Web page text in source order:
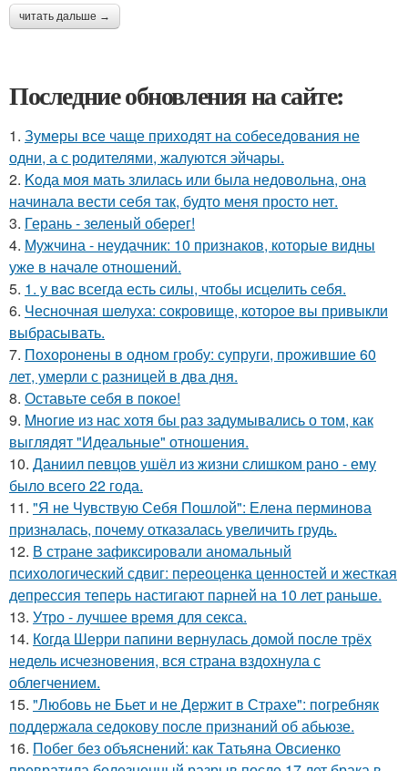
читать дальше →
Последние обновления на сайте:
1. Зумеры все чаще приходят на собеседования не
одни, а с родителями, жалуются эйчары.
2. Koда моя мать злилась или была недовольна, она
начинала вести себя так, будто меня просто нет.
3. Герань - зеленый оберег!
4. Мужчина - неудачник: 10 признаков, которые видны
уже в начале отношений.
5. 1. у вac всегда есть силы, чтобы исцелить себя.
6. Чесночная шелуха: сокровище, которое вы привыкли
выбрасывать.
7. Похоронены в одном гробу: супруги, прожившие 60
лет, умерли с разницей в два дня.
8. Оставьте себя в покое!
9. Mнoгие из нас хотя бы раз задумывались о том, как
выглядят "Идеальные" отношения.
10. Даниил певцов ушёл из жизни слишком рано - ему
было всего 22 года.
11. "Я не Чувствую Себя Пошлой": Елена перминова
призналась, почему отказалась увеличить грудь.
12. В стране зафиксировали аномальный
психологический сдвиг: переоценка ценностей и жесткая
депрессия теперь настигают парней на 10 лет раньше.
13. Утро - лучшее время для секса.
14. Когда Шерри папини вернулась домой после трёх
недель исчезновения, вся страна вздохнула с
облегчением.
15. "Любовь не Бьет и не Держит в Страхе": погребняк
поддержала седокову после признаний об абьюзе.
16. Побег без объяснений: как Татьяна Овсиенко